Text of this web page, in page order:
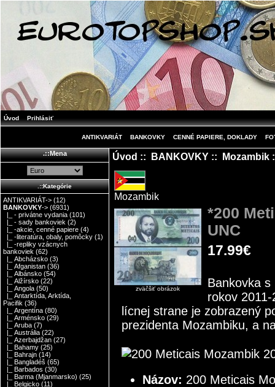
Úvod Prihlásiť
ANTIKVARIÁT BANKOVKY CENNÉ PAPIERE, DOKLADY
.::Mena
.::Kategórie
ANTIKVARIÁT-> (12)
BANKOVKY-> (6931)
|_ - privátne vydania (101)
|_ - sady bankoviek (2)
|_ -akcie, cenné papiere (4)
|_ -literatúra, obaly, pomôcky (1)
|_ -repliky vzácnych
bankoviek (62)
|_ Abcházsko (3)
|_ Afganistan (36)
|_ Albánsko (54)
|_ Alžírsko (22)
|_ Angola (50)
|_ Antarktída, Arktída,
Pacifik (36)
|_ Argentína (80)
|_ Arménsko (29)
|_ Aruba (7)
|_ Austrália (22)
|_ Azerbajdžan (27)
|_ Bahamy (25)
|_ Bahrajn (14)
|_ Bangladéš (65)
|_ Barbados (30)
|_ Barma (Mjanmarsko) (25)
|_ Belgicko (11)
Úvod :: BANKOVKY:: Mozambik
Mozambik
zväčšiť obrázok
*200
UNC
17.99€
Bankovka s
rokov
lícnej strane je zobrazený
prezidenta Mozambiku, a
Názov: 200 Meticais